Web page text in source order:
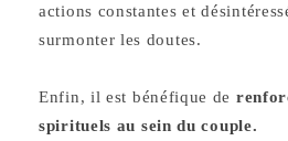
actions constantes et
surmonter les doutes.
Enfin, il est bénéfique de
spirituels au sein du couple.